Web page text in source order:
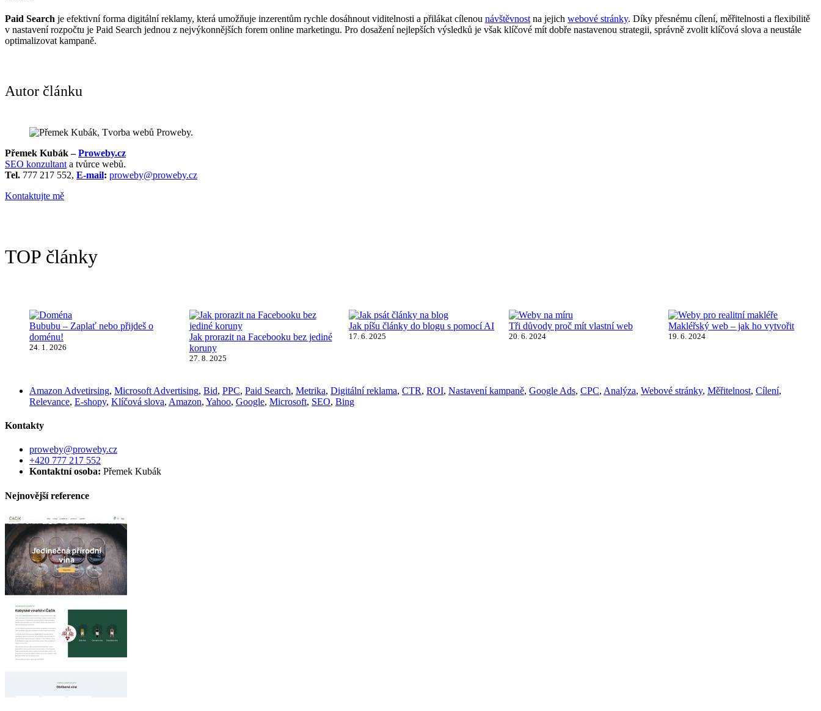
Paid Search je efektivní forma digitální reklamy, která umožňuje inzerentům rychle dosáhnout viditelnosti a přilákat cílenou návštěvnost na jejich webové stránky. Díky přesnému cílení, měřitelnosti a flexibilitě
v nastavení rozpočtu je Paid Search jednou z nejvýkonnějších forem online marketingu. Pro dosažení nejlepších výsledků je však klíčové mít dobře nastavenou strategii, správně zvolit klíčová slova a neustále
optimalizovat kampaně.
Autor článku
Přemek Kubák –Proweby.cz
SEO konzultant a tvůrce webů.
Tel. 777 217 552, E-mail: proweby@proweby.cz
Kontaktujte mě
TOP články
Bububu – Zaplať nebo přijdeš o
doménu!
24. 1. 2026
Jak prorazit na Facebooku bez jediné
koruny
27. 8. 2025
Jak píšu články do blogu s pomocí AI
17. 6. 2025
Tři důvody proč mít vlastní web
20. 6. 2024
Makléřský web – jak ho vytvořit
19. 6. 2024
Amazon Advetirsing, Microsoft Advertising, Bid, PPC, Paid Search, Metrika, Digitální reklama, CTR, ROI, Nastavení kampaně, Google Ads, CPC, Analýza, Webové stránky, Měřitelnost, Cílení,
Relevance, E-shopy, Klíčová slova, Amazon, Yahoo, Google, Microsoft, SEO, Bing
Kontakty
proweby@proweby.cz
+420 777 217 552
Kontaktní osoba: Přemek Kubák
Nejnovější reference